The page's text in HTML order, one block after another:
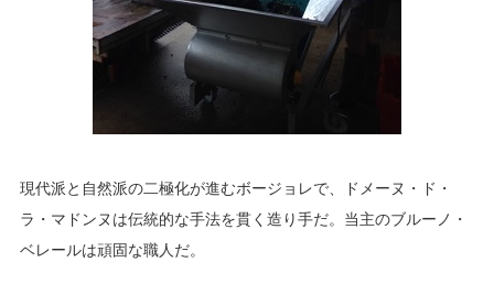
現代派と自然派の二極化が進むボージョレで、ドメーヌ・ド・
ラ・マドンヌは伝統的な手法を貫く造り手だ。当主のブルーノ・
ベレールは頑固な職人だ。